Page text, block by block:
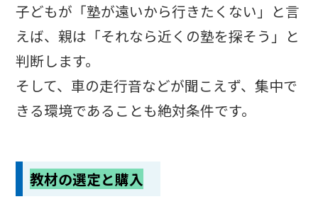
子どもが「塾が遠いから行きたくない」と言
えば、親は「それなら近くの塾を探そう」と
判断します。
そして、車の走行音などが聞こえず、集中で
きる環境であることも絶対条件です。
教材の選定と購入